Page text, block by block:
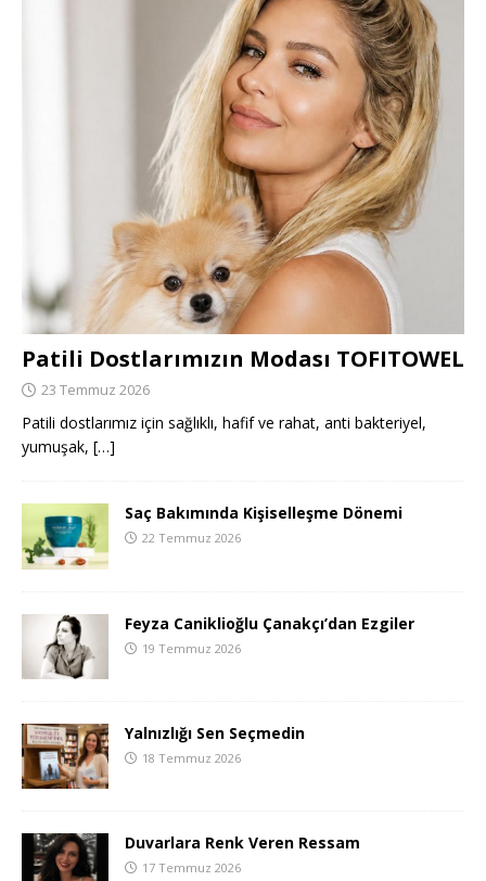
Patili Dostlarımızın Modası TOFITOWEL
23 Temmuz 2026
Patili dostlarımız için sağlıklı, hafif ve rahat, anti bakteriyel,
yumuşak, […]
Saç Bakımında Kişiselleşme Dönemi
22 Temmuz 2026
Feyza Caniklioğlu Çanakçı’dan Ezgiler
19 Temmuz 2026
Yalnızlığı Sen Seçmedin
18 Temmuz 2026
Duvarlara Renk Veren Ressam
17 Temmuz 2026